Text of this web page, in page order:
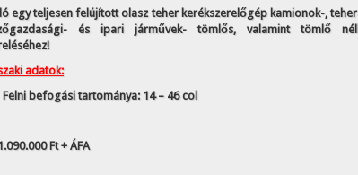
egy teljesen felújított olasz teher kerékszerelőgép kamionok-,
és ipari járművek- tömlős, valamint tömlő
adatok:
Felni befogási tartománya: 14 – 46 col
Ft + ÁFA